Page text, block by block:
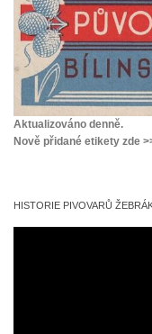
Aktualizováno denně.
Nově přidané etikety zde
HISTORIE PIVOVARŮ